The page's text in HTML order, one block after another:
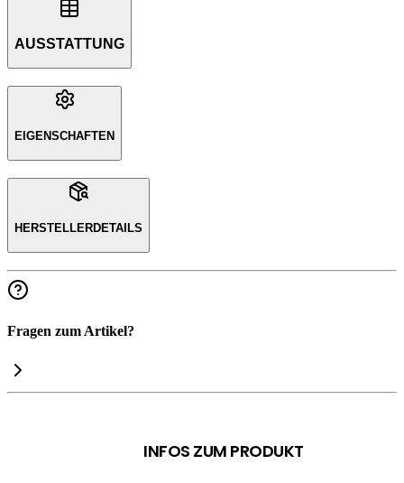
AUSSTATTUNG
EIGENSCHAFTEN
HERSTELLERDETAILS
Fragen zum Artikel?
INFOS ZUM PRODUKT